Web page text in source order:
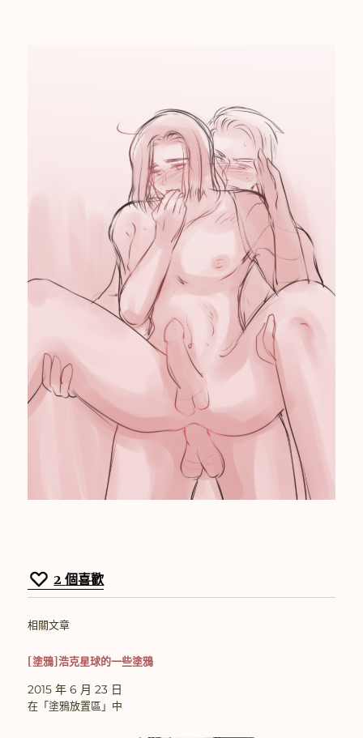
2 個喜歡
相關文章
[塗鴉]浩克星球的一些塗鴉
2015 年 6 月 23 日
在「塗鴉放置區」中